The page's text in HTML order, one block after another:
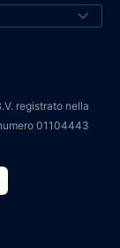
registrato nella
01104443